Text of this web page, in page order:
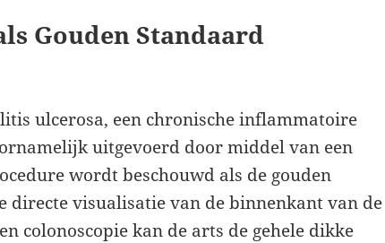
Gouden Standaard
ulcerosa, een chronische inflammatoire
uitgevoerd door middel van een
wordt beschouwd als de gouden
directe visualisatie van de binnenkant van de
colonoscopie kan de arts de gehele dikke